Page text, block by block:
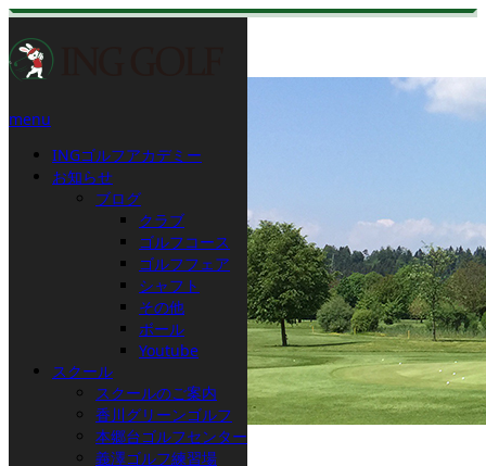
menu
INGゴルフアカデミー
お知らせ
ブログ
クラブ
ゴルフコース
ゴルフフェア
シャフト
その他
ボール
Youtube
スクール
スクールのご案内
香川グリーンゴルフ
本郷台ゴルフセンター
義澤ゴルフ練習場